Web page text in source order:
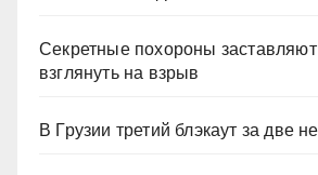
Секретные похороны
взглянуть на взрыв
В Грузии третий блэкаут за две